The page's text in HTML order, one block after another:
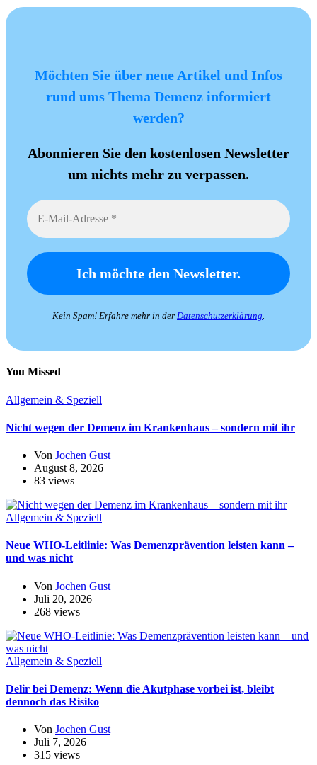
Möchten Sie über neue Artikel und Infos
rund ums Thema Demenz informiert
werden?
Abonnieren Sie den kostenlosen Newsletter
um nichts mehr zu verpassen.
Kein Spam! Erfahre mehr in der Datenschutzerklärung.
You Missed
Allgemein & Speziell
Nicht wegen der Demenz im Krankenhaus – sondern mit ihr
Von Jochen Gust
August 8, 2026
83 views
Allgemein & Speziell
Neue WHO-Leitlinie: Was Demenzprävention leisten kann –
und was nicht
Von Jochen Gust
Juli 20, 2026
268 views
Allgemein & Speziell
Delir bei Demenz: Wenn die Akutphase vorbei ist, bleibt
dennoch das Risiko
Von Jochen Gust
Juli 7, 2026
315 views